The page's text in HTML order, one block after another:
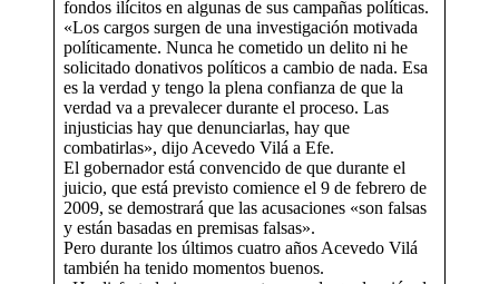
fondos ilícitos en algunas de sus campañas políticas.
«Los cargos surgen de una investigación motivada
políticamente. Nunca he cometido un delito ni he
solicitado donativos políticos a cambio de nada. Esa
es la verdad y tengo la plena confianza de que la
verdad va a prevalecer durante el proceso. Las
injusticias hay que denunciarlas, hay que
combatirlas», dijo Acevedo Vilá a Efe.
El gobernador está convencido de que durante el
juicio, que está previsto comience el 9 de febrero de
2009, se demostrará que las acusaciones «son falsas
y están basadas en premisas falsas».
Pero durante los últimos cuatro años Acevedo Vilá
también ha tenido momentos buenos.